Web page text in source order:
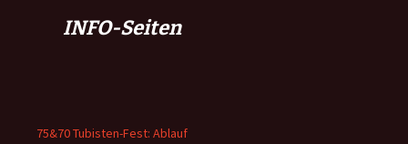
INFO-Seiten
75&70 Tubisten-Fest: Ablauf